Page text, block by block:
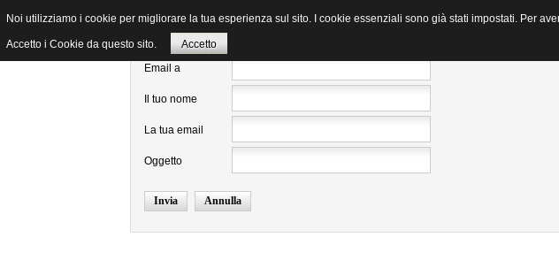
Invia ad un amico.
Email a
Il tuo nome
La tua email
Oggetto
Invia Annulla
Noi utilizziamo i cookie per migliorare la tua esperienza sul sito. I cookie essenziali sono già stati impostati. Per
Accetto i Cookie da questo sito. Accetto